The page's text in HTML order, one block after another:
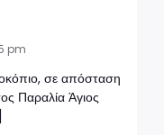
pm
σε απόσταση
Παραλία Άγιος